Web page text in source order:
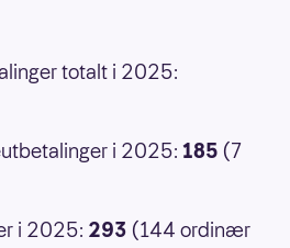
totalt i 2025:
i 2025: 185 (7
i 2025: 293 (144 ordinær